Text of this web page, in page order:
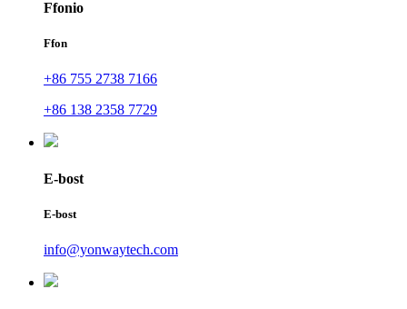
Ffonio
Ffon
+86 755 2738 7166
+86 138 2358 7729
E-bost
E-bost
info@yonwaytech.com